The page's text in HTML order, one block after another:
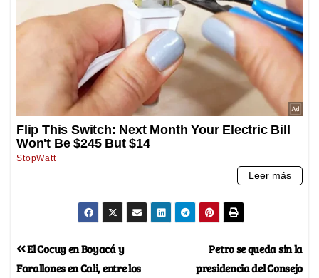
Petro se queda sin la
presidencia del Consejo
El Cocuy en Boyacá y
Farallones en Cali, entre los